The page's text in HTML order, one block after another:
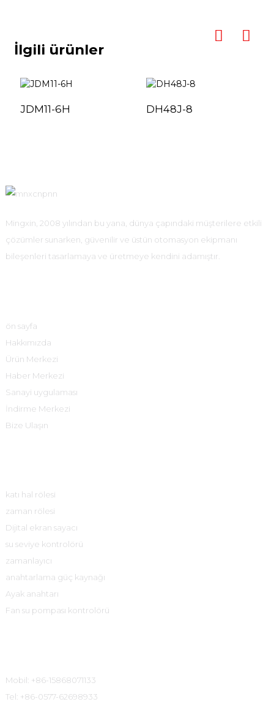
İlgili ürünler
JDM11-6H DH48J-8
Mingxin, 2008 yılından bu yana, dünya çapındaki müşterilere etkili
çözümler sunarken, güvenilir ve üstün otomasyon ekipmanı
bileşenleri tasarlamaya ve üretmeye kendini adamıştır.
ön sayfa
Hakkımızda
Ürün Merkezi
Haber Merkezi
Sanayi uygulaması
İndirme Merkezi
Bize Ulaşın
katı hal rölesi
zaman rölesi
Dijital ekran sayacı
su seviye kontrolörü
zamanlayıcı
anahtarlama güç kaynağı
Ayak anahtarı
Fan su pompası kontrolörü
Mobil: +86-15868071133
Tel: +86-0577-62698933